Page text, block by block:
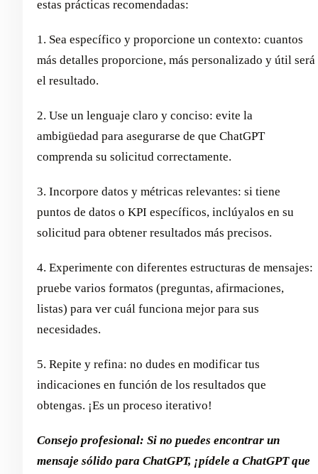
estas prácticas recomendadas:
1. Sea específico y proporcione un contexto: cuantos
más detalles proporcione, más personalizado y útil será
el resultado.
2. Use un lenguaje claro y conciso: evite la
ambigüedad para asegurarse de que ChatGPT
comprenda su solicitud correctamente.
3. Incorpore datos y métricas relevantes: si tiene
puntos de datos o KPI específicos, inclúyalos en su
solicitud para obtener resultados más precisos.
4. Experimente con diferentes estructuras de mensajes:
pruebe varios formatos (preguntas, afirmaciones,
listas) para ver cuál funciona mejor para sus
necesidades.
5. Repite y refina: no dudes en modificar tus
indicaciones en función de los resultados que
obtengas. ¡Es un proceso iterativo!
Consejo profesional: Si no puedes encontrar un
mensaje sólido para ChatGPT, ¡pídele a ChatGPT que